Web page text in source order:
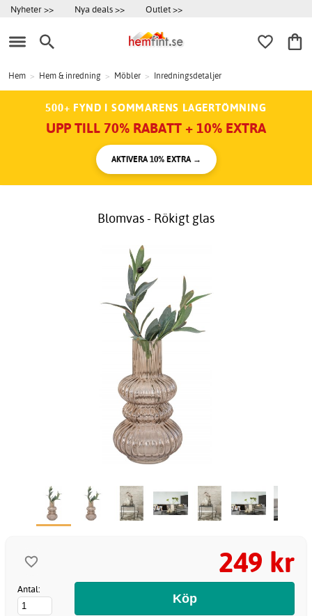
Nyheter >> Nya deals >> Outlet >>
Hem > Hem & inredning > Möbler > Inredningsdetaljer
500+ FYND I SOMMARENS LAGERTÖMNING
UPP TILL 70% RABATT + 10% EXTRA
AKTIVERA 10% EXTRA →
Blomvas - Rökigt glas
249 kr
Antal: